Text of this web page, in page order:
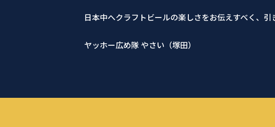
日本中へクラフトビールの楽しさをお伝えすべく、引
ヤッホー広め隊 やさい（塚田）